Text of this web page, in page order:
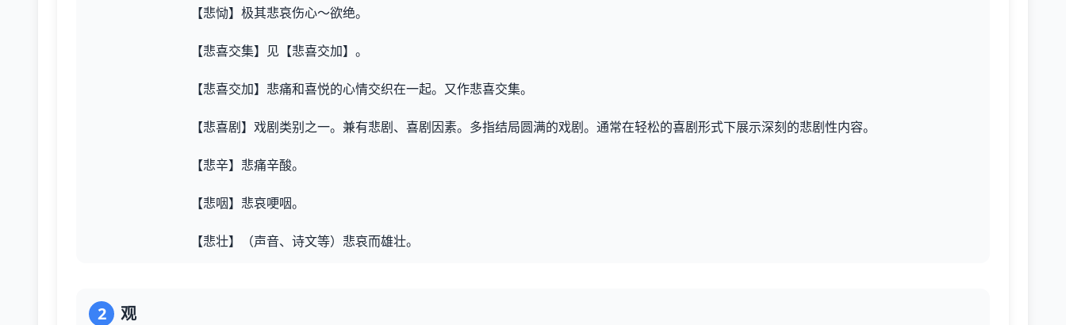
【悲恸】极其悲哀伤心～欲绝。
【悲喜交集】见【悲喜交加】。
【悲喜交加】悲痛和喜悦的心情交织在一起。又作悲喜交集。
【悲喜剧】戏剧类别之一。兼有悲剧、喜剧因素。多指结局圆满的戏剧。通常在轻松的喜剧形式下展示深刻的悲剧性内容。
【悲辛】悲痛辛酸。
【悲咽】悲哀哽咽。
【悲壮】（声音、诗文等）悲哀而雄壮。
2 观